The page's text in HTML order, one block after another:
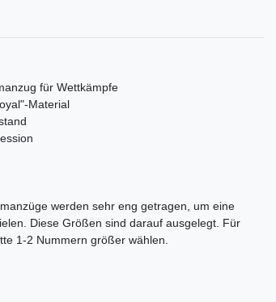
für Wettkämpfe
Material
werden sehr eng getragen, um eine
Diese Größen sind darauf ausgelegt. Für
1-2 Nummern größer wählen.